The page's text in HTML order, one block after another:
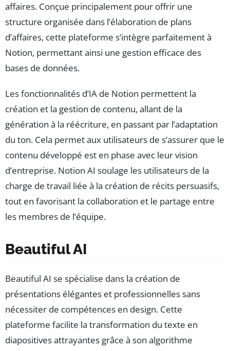
affaires. Conçue principalement pour offrir une
structure organisée dans l’élaboration de plans
d’affaires, cette plateforme s’intègre parfaitement à
Notion, permettant ainsi une gestion efficace des
bases de données.
Les fonctionnalités d’IA de Notion permettent la
création et la gestion de contenu, allant de la
génération à la réécriture, en passant par l’adaptation
du ton. Cela permet aux utilisateurs de s’assurer que le
contenu développé est en phase avec leur vision
d’entreprise. Notion AI soulage les utilisateurs de la
charge de travail liée à la création de récits persuasifs,
tout en favorisant la collaboration et le partage entre
les membres de l’équipe.
Beautiful AI
Beautiful AI se spécialise dans la création de
présentations élégantes et professionnelles sans
nécessiter de compétences en design. Cette
plateforme facilite la transformation du texte en
diapositives attrayantes grâce à son algorithme